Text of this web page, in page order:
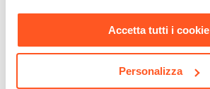
Accetta tutti i cookie
Personalizza
€ 12,00